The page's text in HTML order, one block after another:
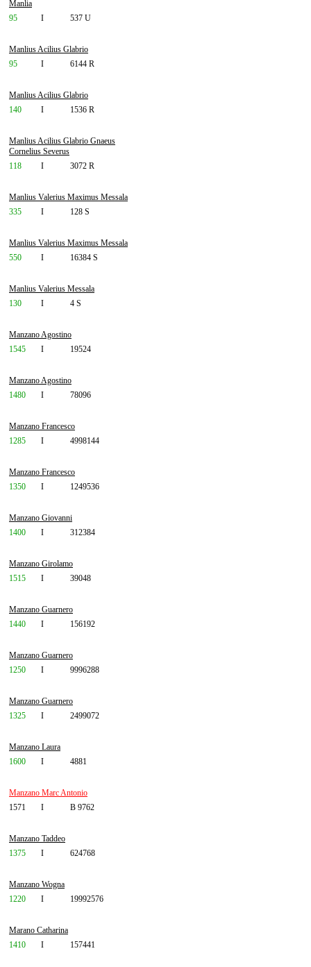
Manlia
95
I 537 U
Manlius Acilius Glabrio
95
I 6144 R
Manlius Acilius Glabrio
140
I 1536 R
Manlius Acilius Glabrio Gnaeus
Cornelius Severus
118
I 3072 R
Manlius Valerius Maximus Messala
335
I 128 S
Manlius Valerius Maximus Messala
550
I 16384 S
Manlius Valerius Messala
130
I 4 S
Manzano Agostino
1545
I 19524
Manzano Agostino
1480
I 78096
Manzano Francesco
1285
I 4998144
Manzano Francesco
1350
I 1249536
Manzano Giovanni
1400
I 312384
Manzano Girolamo
1515
I 39048
Manzano Guarnero
1440
I 156192
Manzano Guarnero
1250
I 9996288
Manzano Guarnero
1325
I 2499072
Manzano Laura
1600
I 4881
Manzano Marc Antonio
1571
I B 9762
Manzano Taddeo
1375
I 624768
Manzano Wogna
1220
I 19992576
Marano Catharina
1410
I 157441